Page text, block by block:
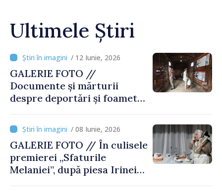
Ultimele Știri
/ 12 Iunie, 2026
GALERIE FOTO //
Documente și mărturii
despre deportări și foamete,
„Teroarea de stat în Moldova
sovietică. Amploare, victime
și făptași”
/ 08 Iunie, 2026
GALERIE FOTO // În culisele
premierei „Sfaturile
Melaniei”, după piesa Irinei